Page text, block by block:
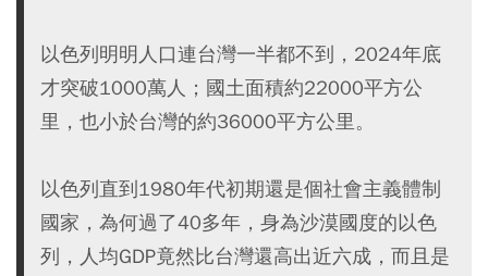
以色列明明人口連台灣一半都不到，2024年底
才突破1000萬人；國土面積約22000平方公
里，也小於台灣的約36000平方公里。
以色列直到1980年代初期還是個社會主義體制
國家，為何過了40多年，身為沙漠國度的以色
列，人均GDP竟然比台灣還高出近六成，而且是